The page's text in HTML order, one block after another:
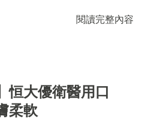
閱讀完整內容
恒大優衛醫用口
柔軟